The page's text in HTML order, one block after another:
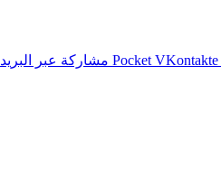
‫Pocket مشاركة عبر البريد